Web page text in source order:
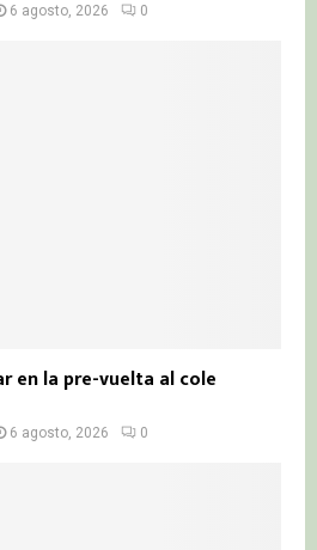
6 agosto, 2026 0
en la pre-vuelta al cole
6 agosto, 2026 0